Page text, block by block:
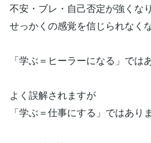
不安・ブレ・自己否定が強くなり
せっかくの感覚を信じられなく
「学ぶ＝ヒーラーになる」では
よく誤解されますが
「学ぶ＝仕事にする」ではあり